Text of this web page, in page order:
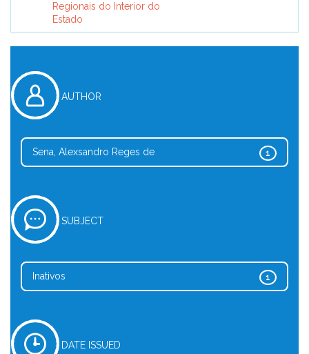
Regionais do Interior do
Estado
AUTHOR
1
Sena, Alexsandro Reges de
SUBJECT
1
Inativos
DATE ISSUED